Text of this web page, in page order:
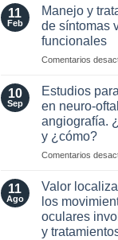
11
Feb
Manejo y
de síntomas
funcionales
Comentarios
10
Sep
Estudios
en neuro-
angiografía.
y ¿cómo?
Comentarios
11
Ago
Valor
los
oculares
y